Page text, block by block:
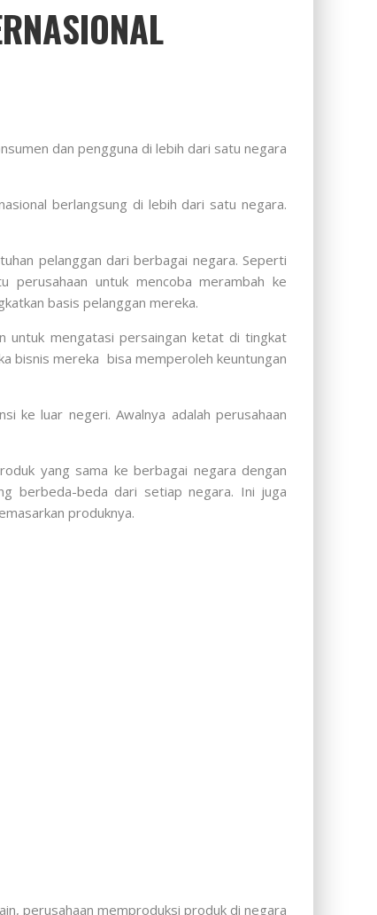
dan pengguna di lebih dari satu negara
berlangsung di lebih dari satu negara.
pelanggan dari berbagai negara. Seperti
perusahaan untuk mencoba merambah ke
basis pelanggan mereka.
untuk mengatasi persaingan ketat di tingkat
bisnis mereka bisa memperoleh keuntungan
ke luar negeri. Awalnya adalah perusahaan
yang sama ke berbagai negara dengan
berbeda-beda dari setiap negara. Ini juga
produknya.
perusahaan memproduksi produk di negara